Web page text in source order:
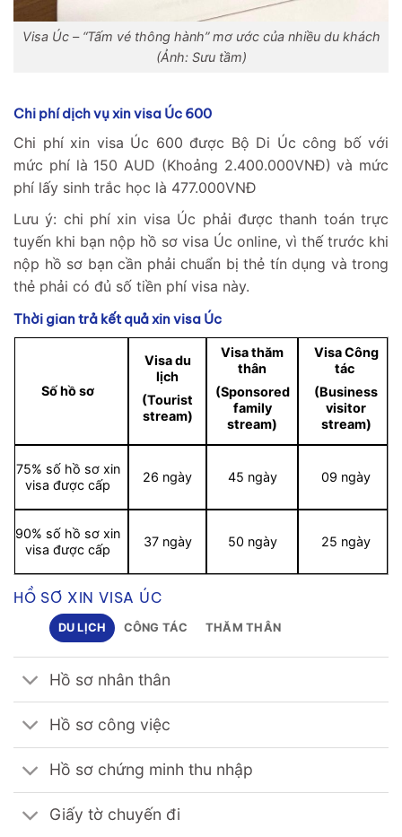
Visa Úc – “Tấm vé thông hành” mơ ước của nhiều du khách
(Ảnh: Sưu tầm)
Chi phí dịch vụ xin visa Úc 600
Chi phí xin visa Úc 600 được Bộ Di Úc công bố với
mức phí là 150 AUD (Khoảng 2.400.000VNĐ) và mức
phí lấy sinh trắc học là 477.000VNĐ
Lưu ý: chi phí xin visa Úc phải được thanh toán trực
tuyến khi bạn nộp hồ sơ visa Úc online, vì thế trước khi
nộp hồ sơ bạn cần phải chuẩn bị thẻ tín dụng và trong
thẻ phải có đủ số tiền phí visa này.
Thời gian trả kết quả xin visa Úc
Số hồ sơ
Visa du
lịch
(Tourist
stream)
Visa thăm
thân
(Sponsored
family
stream)
Visa Công
tác
(Business
visitor
stream)
75% số hồ sơ xin
visa được cấp
26 ngày 45 ngày 09 ngày
90% số hồ sơ xin
visa được cấp
37 ngày 50 ngày 25 ngày
HỒ SƠ XIN VISA ÚC
DU LỊCH CÔNG TÁC THĂM THÂN
Hồ sơ nhân thân
Hồ sơ công việc
Hồ sơ chứng minh thu nhập
Giấy tờ chuyến đi